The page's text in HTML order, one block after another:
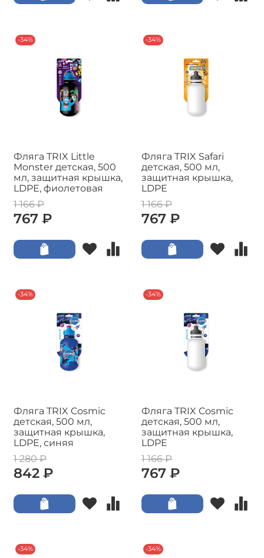
-34%
Фляга TRIX Little
Monster детская, 500
мл, защитная крышка,
LDPE, фиолетовая
1 166 ₽
767 ₽
-34%
Фляга TRIX Safari
детская, 500 мл,
защитная крышка,
LDPE
1 166 ₽
767 ₽
-34%
Фляга TRIX Cosmic
детская, 500 мл,
защитная крышка,
LDPE, синяя
1 280 ₽
842 ₽
-34%
Фляга TRIX Cosmic
детская, 500 мл,
защитная крышка,
LDPE
1 166 ₽
767 ₽
-34% -34%